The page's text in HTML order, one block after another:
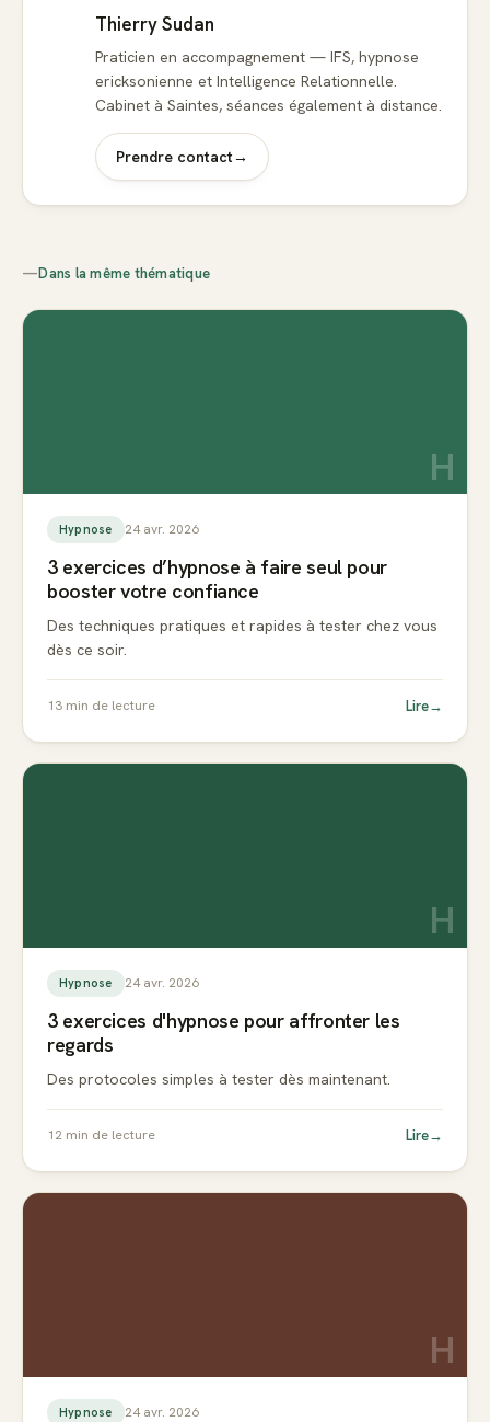
Thierry Sudan
Praticien en accompagnement — IFS, hypnose
ericksonienne et Intelligence Relationnelle.
Cabinet à Saintes, séances également à distance.
Prendre contact→
—Dans la même thématique
H
Hypnose 24 avr. 2026
3 exercices d’hypnose à faire seul pour
booster votre confiance
Des techniques pratiques et rapides à tester chez vous
dès ce soir.
13 min de lecture Lire→
H
Hypnose 24 avr. 2026
3 exercices d'hypnose pour affronter les
regards
Des protocoles simples à tester dès maintenant.
12 min de lecture Lire→
H
Hypnose 24 avr. 2026